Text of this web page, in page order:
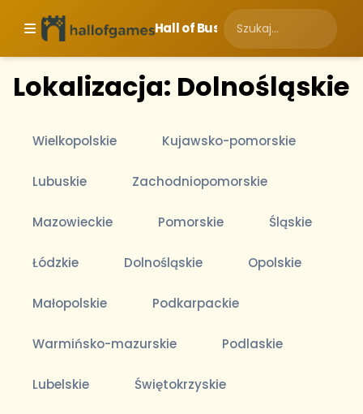
Hall of Business
Lokalizacja: Dolnośląskie
Wielkopolskie Kujawsko-pomorskie
Lubuskie Zachodniopomorskie
Mazowieckie Pomorskie Śląskie
Łódzkie Dolnośląskie Opolskie
Małopolskie Podkarpackie
Warmińsko-mazurskie Podlaskie
Lubelskie Świętokrzyskie